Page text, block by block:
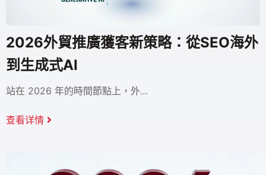
2026外貿推廣獲客新策略：從SEO海外
到生成式AI
站在 2026 年的時間節點上，外…
查看详情